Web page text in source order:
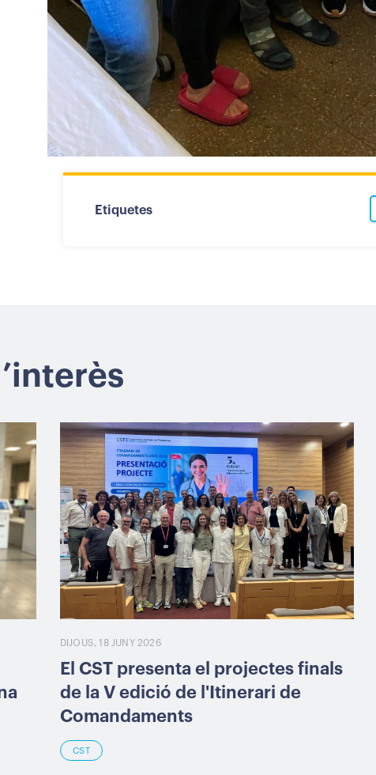
Etiquetes
DIJOUS, 18 JUNY 2026
El CST presenta el projectes finals
de la V edició de l'Itinerari de
Comandaments
CST